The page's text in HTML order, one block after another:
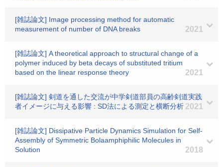
[雑誌論文] Image processing method for automatic
measurement of number of DNA breaks
2021
[雑誌論文] A theoretical approach to structural change of a
polymer induced by beta decays of substituted tritium
based on the linear response theory
2021
[雑誌論文] 剣道を通した交流が中学剣道部員の高齢剣道実践
者イメージに与える影響 : SD法による測定と横断分析 2021
[雑誌論文] Dissipative Particle Dynamics Simulation for Self-
Assembly of Symmetric Bolaamphiphilic Molecules in
Solution
2018